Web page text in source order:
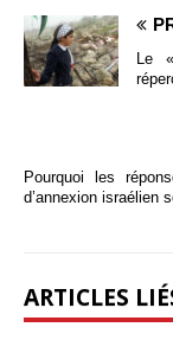
Le
Pourquoi les
d’annexion israélien
ARTICLES